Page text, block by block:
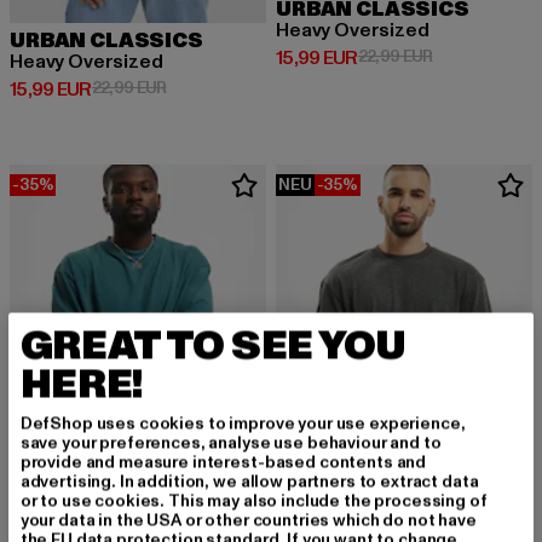
URBAN CLASSICS
Heavy Oversized
15,99 EUR
Derzeitiger Preis: 15,99 EUR
22,99 EURAktionspreis: 22,99 EUR
URBAN CLASSICS
Heavy Oversized
15,99 EUR
Derzeitiger Preis: 15,99 EUR
22,99 EURAktionspreis:
-35%
URBAN CLASSICS
NEU -35%
URBAN CLASSICS
GREAT TO SEE YOU
HERE!
DefShop uses cookies to improve your use experience,
save your preferences, analyse use behaviour and to
provide and measure interest-based contents and
advertising. In addition, we allow partners to extract data
or to use cookies. This may also include the processing of
your data in the USA or other countries which do not have